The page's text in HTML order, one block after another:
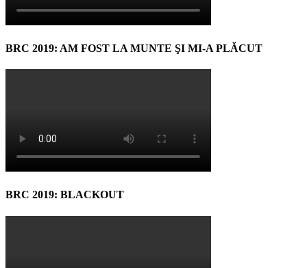
BRC 2019: AM FOST LA MUNTE ŞI MI-A PLĂCUT
BRC 2019: BLACKOUT